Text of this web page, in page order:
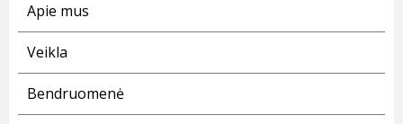
Apie mus
Veikla
Bendruomenė